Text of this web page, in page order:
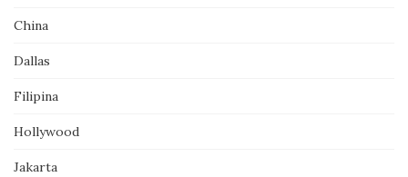
China
Dallas
Filipina
Hollywood
Jakarta